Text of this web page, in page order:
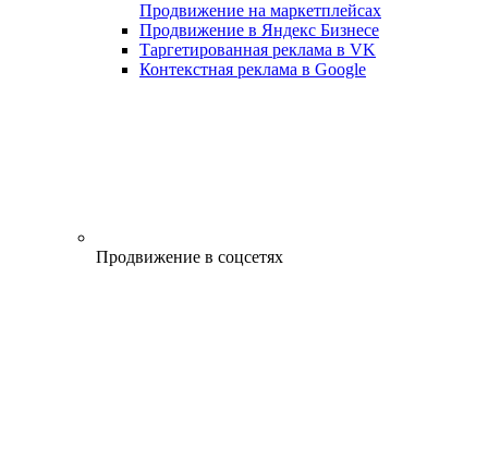
Продвижение на маркетплейсах
Продвижение в Яндекс Бизнесе
Таргетированная реклама в VK
Контекстная реклама в Google
Продвижение в соцсетях